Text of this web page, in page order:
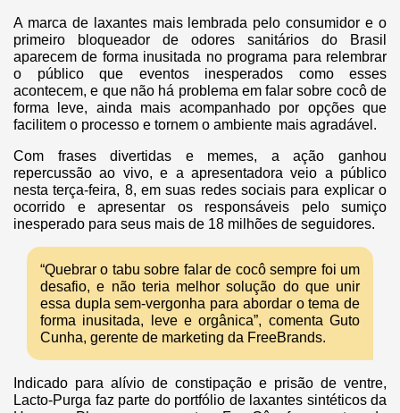
A marca de laxantes mais lembrada pelo consumidor e o
primeiro bloqueador de odores sanitários do Brasil
aparecem de forma inusitada no programa para relembrar
o público que eventos inesperados como esses
acontecem, e que não há problema em falar sobre cocô de
forma leve, ainda mais acompanhado por opções que
facilitem o processo e tornem o ambiente mais agradável.
Com frases divertidas e memes, a ação ganhou
repercussão ao vivo, e a apresentadora veio a público
nesta terça-feira, 8, em suas redes sociais para explicar o
ocorrido e apresentar os responsáveis pelo sumiço
inesperado para seus mais de 18 milhões de seguidores.
“Quebrar o tabu sobre falar de cocô sempre foi um
desafio, e não teria melhor solução do que unir
essa dupla sem-vergonha para abordar o tema de
forma inusitada, leve e orgânica”, comenta Guto
Cunha, gerente de marketing da FreeBrands.
Indicado para alívio de constipação e prisão de ventre,
Lacto-Purga faz parte do portfólio de laxantes sintéticos da